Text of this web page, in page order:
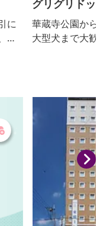
に
駄
味
グリグリドッ
華蔵寺公園から
大型犬まで大歓